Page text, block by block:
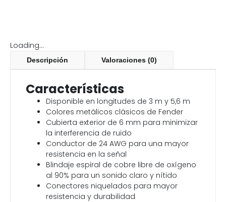
Loading...
Descripción Valoraciones (0)
Características
Disponible en longitudes de 3 m y 5,6 m
Colores metálicos clásicos de Fender
Cubierta exterior de 6 mm para minimizar
la interferencia de ruido
Conductor de 24 AWG para una mayor
resistencia en la señal
Blindaje espiral de cobre libre de oxígeno
al 90% para un sonido claro y nítido
Conectores niquelados para mayor
resistencia y durabilidad